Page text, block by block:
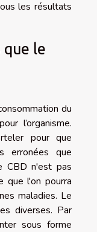
les résultats
que le
du
l’organisme.
pour que
erronées que
CBD n'est pas
que l'on pourra
maladies. Le
diverses. Par
sous forme